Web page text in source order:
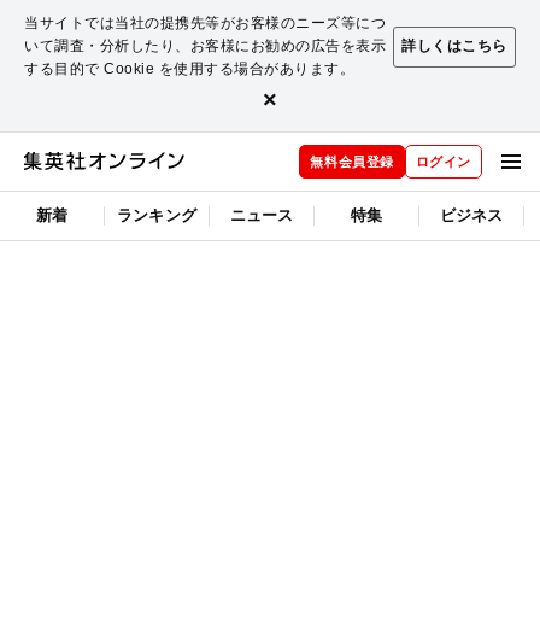
当サイトでは当社の提携先等がお客様のニーズ等につ
いて調査・分析したり、お客様にお勧めの広告を表示
する目的で Cookie を使用する場合があります。
詳しくはこちら
×
無料会員登録 ログイン
新着 ランキング ニュース 特集 ビジネス